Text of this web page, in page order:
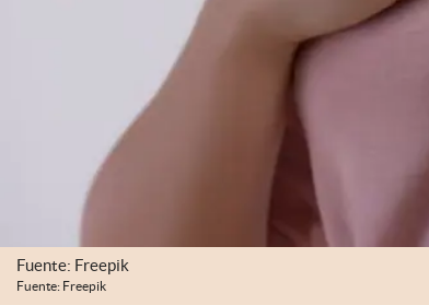
Fuente: Freepik
Fuente: Freepik